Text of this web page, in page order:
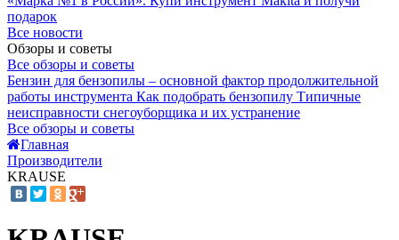
подарок
Все новости
Обзоры и советы
Все обзоры и советы
Бензин для бензопилы – основной фактор продолжительной
работы инструмента Как подобрать бензопилу Типичные
неисправности снегоуборщика и их устранение
Все обзоры и советы
Главная
Производители
KRAUSE